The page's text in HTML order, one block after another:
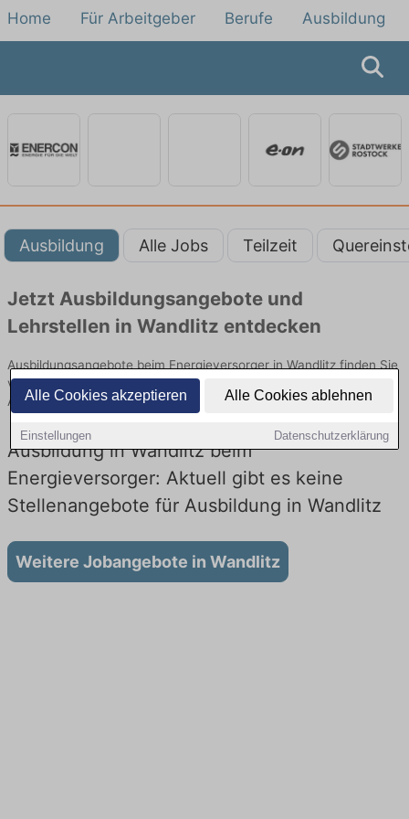
Alle Cookies akzeptieren Alle Cookies ablehnen
Einstellungen Datenschutzerklärung
Home Für Arbeitgeber Berufe Ausbildung
Ausbildung Alle Jobs Teilzeit
Jetzt Ausbildungsangebote und
Lehrstellen in Wandlitz entdecken
Ausbildungsangebote beim Energieversorger in Wandlitz finden Sie
von namhaften Firmen. Entdecken Sie freie Optionen von Top-
Arbeitgebern und bewerben Sie sich noch heute.
Ausbildung in Wandlitz beim
Energieversorger: Aktuell gibt es keine
Stellenangebote für Ausbildung in Wandlitz
Weitere Jobangebote in Wandlitz